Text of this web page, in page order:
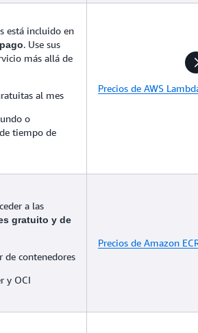
está incluido en
. Use sus
más allá de
al mes
o
tiempo de
Precios de AWS
a las
gratuito y de
de contenedores
y OCI
Precios de Amazon